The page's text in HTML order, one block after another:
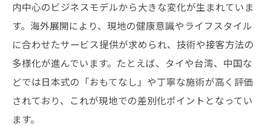
内中心のビジネスモデルから大きな変化が生まれていま
す。海外展開により、現地の健康意識やライフスタイル
に合わせたサービス提供が求められ、技術や接客方法の
多様化が進んでいます。たとえば、タイや台湾、中国な
どでは日本式の「おもてなし」や丁寧な施術が高く評価
されており、これが現地での差別化ポイントとなってい
ます。